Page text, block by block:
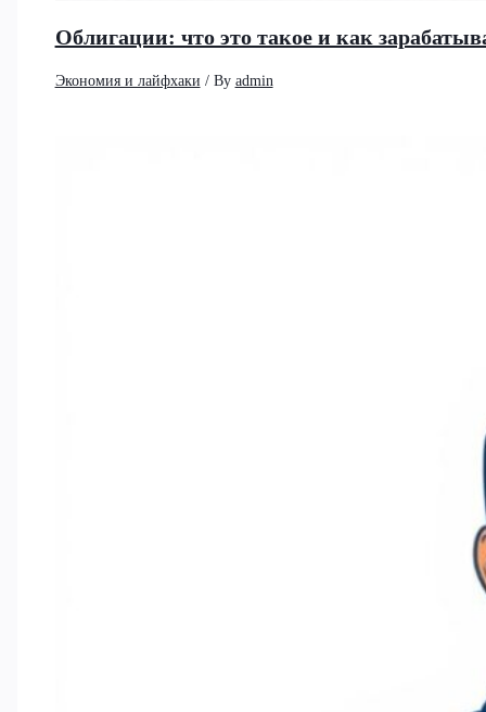
Облигации: что это такое и как
Экономия и лайфхаки / By admin